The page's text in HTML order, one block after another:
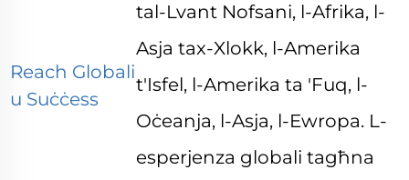
Reach Globali
u Suċċess
tal-Lvant Nofsani, l-Afrika, l-
Asja tax-Xlokk, l-Amerika
t'Isfel, l-Amerika ta 'Fuq, l-
Oċeanja, l-Asja, l-Ewropa. L-
esperjenza globali tagħna